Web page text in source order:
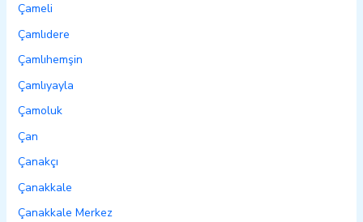
Çameli
Çamlıdere
Çamlıhemşin
Çamlıyayla
Çamoluk
Çan
Çanakçı
Çanakkale
Çanakkale Merkez